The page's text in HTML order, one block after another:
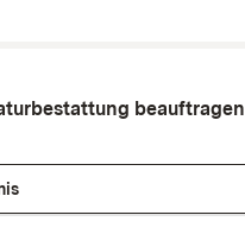
beauftragen